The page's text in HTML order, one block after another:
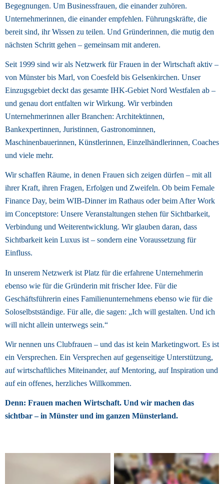
Begegnungen. Um Businessfrauen, die einander zuhören.
Unternehmerinnen, die einander empfehlen. Führungskräfte, die
bereit sind, ihr Wissen zu teilen. Und Gründerinnen, die mutig den
nächsten Schritt gehen – gemeinsam mit anderen.
Seit 1999 sind wir als Netzwerk für Frauen in der Wirtschaft aktiv –
von Münster bis Marl, von Coesfeld bis Gelsenkirchen. Unser
Einzugsgebiet deckt das gesamte IHK-Gebiet Nord Westfalen ab –
und genau dort entfalten wir Wirkung. Wir verbinden
Unternehmerinnen aller Branchen: Architektinnen,
Bankexpertinnen, Juristinnen, Gastronominnen,
Maschinenbauerinnen, Künstlerinnen, Einzelhändlerinnen, Coaches
und viele mehr.
Wir schaffen Räume, in denen Frauen sich zeigen dürfen – mit all
ihrer Kraft, ihren Fragen, Erfolgen und Zweifeln. Ob beim Female
Finance Day, beim WIB-Dinner im Rathaus oder beim After Work
im Conceptstore: Unsere Veranstaltungen stehen für Sichtbarkeit,
Verbindung und Weiterentwicklung. Wir glauben daran, dass
Sichtbarkeit kein Luxus ist – sondern eine Voraussetzung für
Einfluss.
In unserem Netzwerk ist Platz für die erfahrene Unternehmerin
ebenso wie für die Gründerin mit frischer Idee. Für die
Geschäftsführerin eines Familienunternehmens ebenso wie für die
Soloselbstständige. Für alle, die sagen: „Ich will gestalten. Und ich
will nicht allein unterwegs sein.“
Wir nennen uns Clubfrauen – und das ist kein Marketingwort. Es ist
ein Versprechen. Ein Versprechen auf gegenseitige Unterstützung,
auf wirtschaftliches Miteinander, auf Mentoring, auf Inspiration und
auf ein offenes, herzliches Willkommen.
Denn: Frauen machen Wirtschaft. Und wir machen das
sichtbar – in Münster und im ganzen Münsterland.